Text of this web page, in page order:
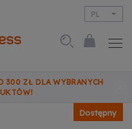
PL
300 ZŁ DLA WYBRANYCH
Dostępny